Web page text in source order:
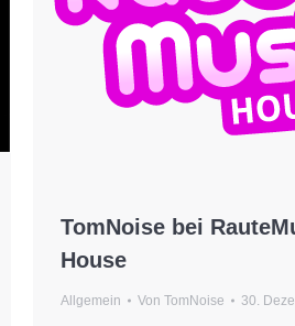
TomNoise bei
House
Allgemein Von TomNoise 30.